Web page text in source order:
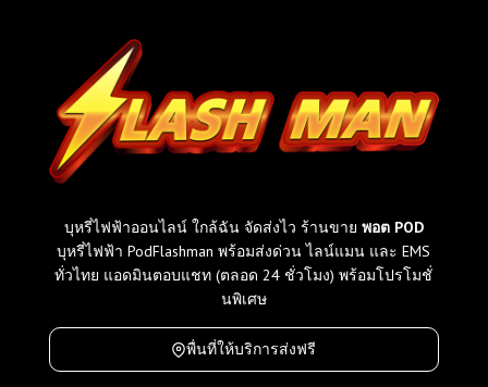
บุหรี่ไฟฟ้าออนไลน์ ใกล้ฉัน จัดส่งไว ร้านขาย พอต POD
บุหรี่ไฟฟ้า PodFlashman พร้อมส่งด่วน ไลน์แมน และ EMS
ทั่วไทย แอดมินตอบแชท (ตลอด 24 ชั่วโมง) พร้อมโปรโมชั่
นพิเศษ
พื่นที่ให้บริการส่งฟรี